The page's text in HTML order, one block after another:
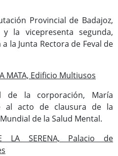
Provincial de Badajoz,
la vicepresenta segunda,
la Junta Rectora de Feval de
MATA, Edificio Multiusos
de la corporación, María
al acto de clausura de la
de la Salud Mental.
LA SERENA, Palacio de